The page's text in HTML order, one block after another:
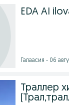
EDA AI
Галаасия - 06
Траллер